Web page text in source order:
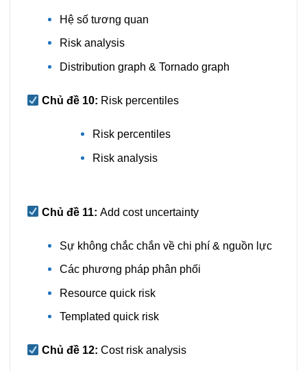
Hệ số tương quan
Risk analysis
Distribution graph & Tornado graph
Chủ đề 10: Risk percentiles
Risk percentiles
Risk analysis
Chủ đề 11:Add cost uncertainty
Sự không chắc chắn về chi phí & nguồn lực
Các phương pháp phân phối
Resource quick risk
Templated quick risk
Chủ đề 12:Cost risk analysis